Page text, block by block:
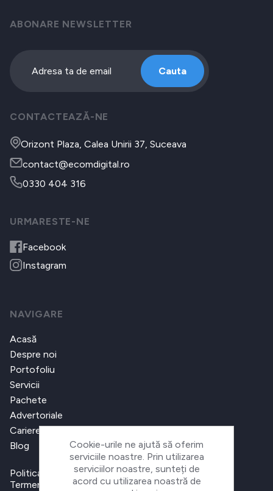
ABONARE NEWSLETTER
Cauta
CONTACTEAZĂ-NE
Orizont Plaza, Calea Unirii 37, Suceava
contact@ecomdigital.ro
0330 404 316
URMARESTE-NE
Facebook
Instagram
NAVIGARE
Acasă
Despre noi
Portofoliu
Servicii
Pachete
Advertoriale
Cariere
Blog
Politica de confidențialitate
Termeni și condiții
Cookie-urile ne ajută să oferim
serviciile noastre. Prin utilizarea
serviciilor noastre, sunteți de
acord cu utilizarea noastră de